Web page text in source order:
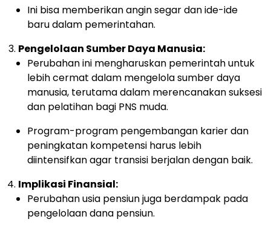
Ini bisa memberikan angin segar dan ide-ide
baru dalam pemerintahan.
Pengelolaan Sumber Daya Manusia:
Perubahan ini mengharuskan pemerintah untuk
lebih cermat dalam mengelola sumber daya
manusia, terutama dalam merencanakan suksesi
dan pelatihan bagi PNS muda.
Program-program pengembangan karier dan
peningkatan kompetensi harus lebih
diintensifkan agar transisi berjalan dengan baik.
Implikasi Finansial:
Perubahan usia pensiun juga berdampak pada
pengelolaan dana pensiun.